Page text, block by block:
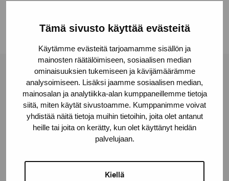
Tämä sivusto käyttää evästeitä
Käytämme evästeitä tarjoamamme sisällön ja
mainosten räätälöimiseen, sosiaalisen median
ominaisuuksien tukemiseen ja kävijämäärämme
analysoimiseen. Lisäksi jaamme sosiaalisen median,
mainosalan ja analytiikka-alan kumppaneillemme tietoja
siitä, miten käytät sivustoamme. Kumppanimme voivat
yhdistää näitä tietoja muihin tietoihin, joita olet antanut
heille tai joita on kerätty, kun olet käyttänyt heidän
palvelujaan.
Kiellä
Pro Artibus Foundation
Gustav Wasas gata 11
10600 Ekenäs
proartibus@proartibus.fi